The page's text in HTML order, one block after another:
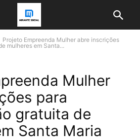
Projeto Empreenda Mulher abre inscrições
mulheres em Santa...
Mulher
para
gratuita de
Santa Maria